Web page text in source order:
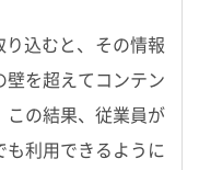
込むと、その情報
を超えてコンテン
この結果、従業員が
利用できるように